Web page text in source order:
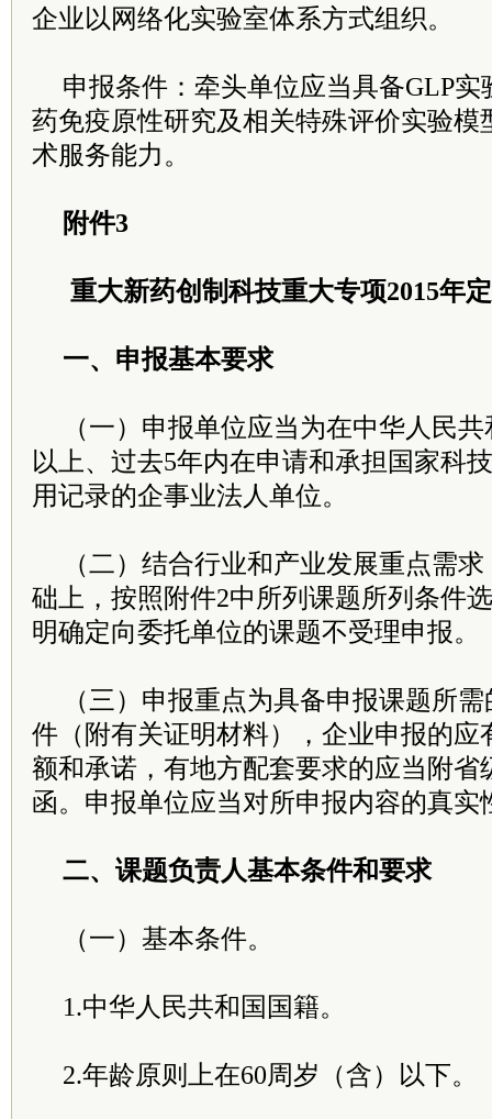
企业以网络化实验室体系方式组织。
申报条件：牵头单位应当具备GLP
药免疫原性研究及相关特殊评价实验模
术服务能力。
附件3
重大新药创制科技重大专项2015年
一、申报基本要求
（一）申报单位应当为在中华人民
以上、过去5年内在申请和承担国家科
用记录的企事业法人单位。
（二）结合行业和产业发展重点需
础上，按照附件2中所列课题所列条件
明确定向委托单位的课题不受理申报。
（三）申报重点为具备申报课题所
件（附有关证明材料），企业申报的应
额和承诺，有地方配套要求的应当附省
函。申报单位应当对所申报内容的真实
二、课题负责人基本条件和要求
（一）基本条件。
1.中华人民共和国国籍。
2.年龄原则上在60周岁（含）以下。